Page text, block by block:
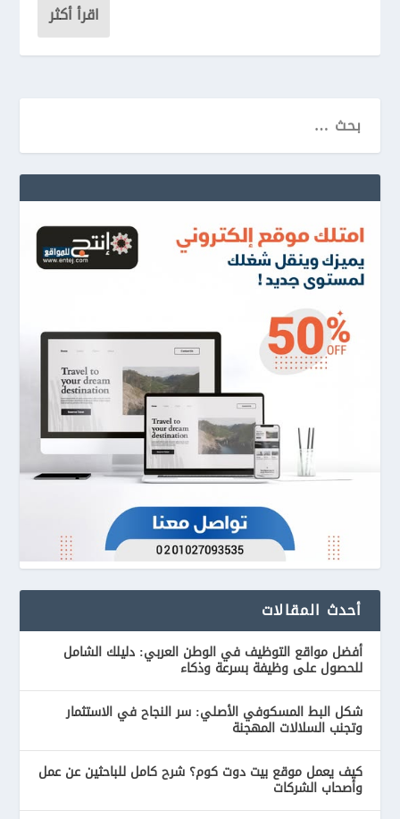
اقرأ أكثر
أحدث المقالات
أفضل مواقع التوظيف في الوطن العربي: دليلك الشامل
للحصول على وظيفة بسرعة وذكاء
شكل البط المسكوفي الأصلي: سر النجاح في الاستثمار
وتجنب السلالات المهجنة
كيف يعمل موقع بيت دوت كوم؟ شرح كامل للباحثين عن عمل
وأصحاب الشركات